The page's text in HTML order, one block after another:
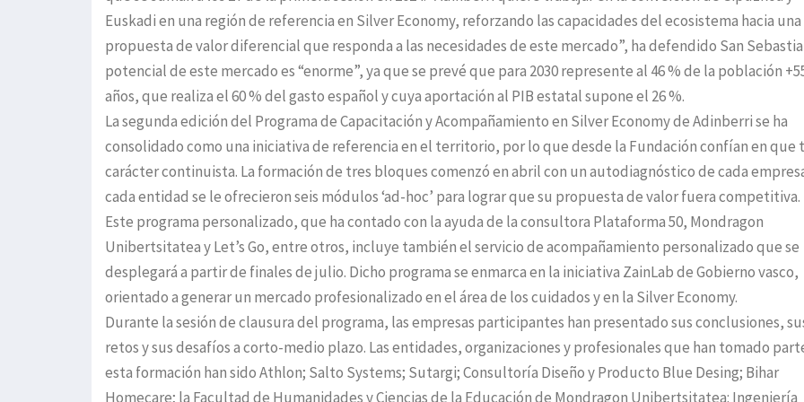
Euskadi en una región de referencia en Silver Economy, reforzando las capacidades del ecosistema hacia una
propuesta de valor diferencial que responda a las necesidades de este mercado”, ha defendido San
potencial de este mercado es “enorme”, ya que se prevé que para 2030 represente al 46 % de la población
años, que realiza el 60 % del gasto español y cuya aportación al PIB estatal supone el 26 %.
La segunda edición del Programa de Capacitación y Acompañamiento en Silver Economy de Adinberri se ha
consolidado como una iniciativa de referencia en el territorio, por lo que desde la Fundación confían en que
carácter continuista. La formación de tres bloques comenzó en abril con un autodiagnóstico de cada
cada entidad se le ofrecieron seis módulos ‘ad-hoc’ para lograr que su propuesta de valor fuera competitiva.
Este programa personalizado, que ha contado con la ayuda de la consultora Plataforma 50, Mondragon
Unibertsitatea y Let’s Go, entre otros, incluye también el servicio de acompañamiento personalizado que se
desplegará a partir de finales de julio. Dicho programa se enmarca en la iniciativa ZainLab de Gobierno vasco,
orientado a generar un mercado profesionalizado en el área de los cuidados y en la Silver Economy.
Durante la sesión de clausura del programa, las empresas participantes han presentado sus conclusiones,
retos y sus desafíos a corto-medio plazo. Las entidades, organizaciones y profesionales que han tomado
esta formación han sido Athlon; Salto Systems; Sutargi; Consultoría Diseño y Producto Blue Desing; Bihar
Homecare; la Facultad de Humanidades y Ciencias de la Educación de Mondragon Unibertsitatea: Ingeniería